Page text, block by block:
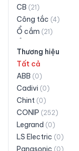
CB (21 )
Công tắc (4)
Ổ cắm (21 )
Ổ cắm siêu tải
Phích cắm
Taplo (28
Đuôi đèn (
Khác (19)
Thương hiệu
Tất cả
ABB (0)
Cadivi (0)
Chint (0)
CONIP (252)
Legrand (0)
LS Electric (0)
Panasonic (0)